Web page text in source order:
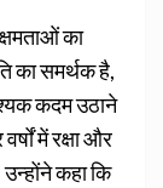
का
का समर्थक है,
कदम उठाने
में रक्षा और
कहा कि